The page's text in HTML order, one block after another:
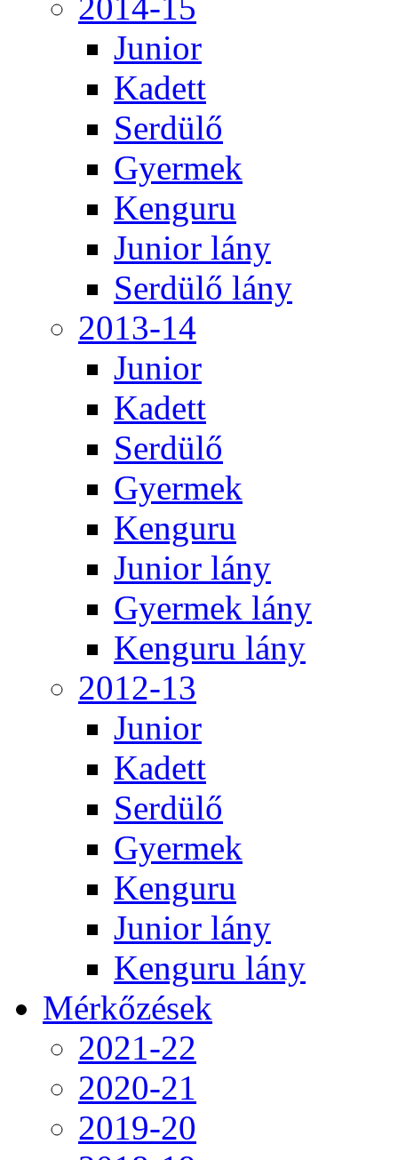
Junior
Kadett
Serdülő
Gyermek
Kenguru
Junior lány
Serdülő lány
2013-14
Junior
Kadett
Serdülő
Gyermek
Kenguru
Junior lány
Gyermek lány
Kenguru lány
2012-13
Junior
Kadett
Serdülő
Gyermek
Kenguru
Junior lány
Kenguru lány
Mérkőzések
2021-22
2020-21
2019-20